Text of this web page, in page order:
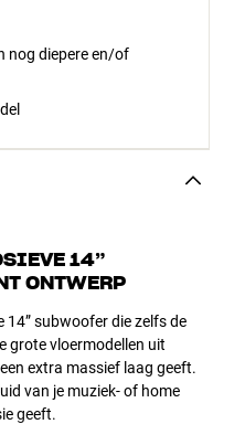
nog diepere en/of
14”
ONTWERP
14” subwoofer die zelfs de
grote vloermodellen uit
een extra massief laag geeft.
van je muziek- of home
geeft.